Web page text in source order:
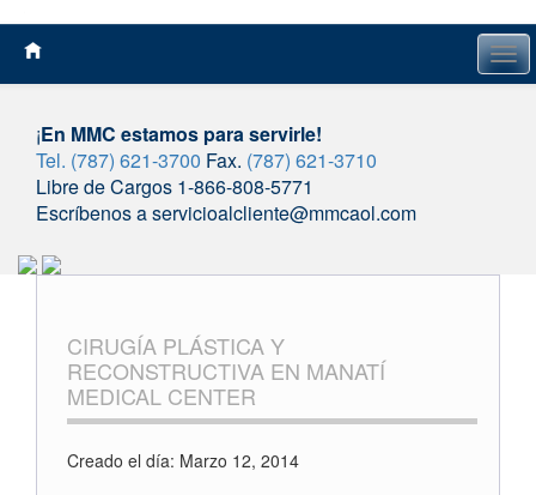
¡En MMC estamos para servirle!
Tel. (787) 621-3700 Fax. (787) 621-3710
Libre de Cargos 1-866-808-5771
Escríbenos a servicioalcliente@mmcaol.com
contentCIRUGÍA PLÁSTICA Y
RECONSTRUCTIVA EN MANATÍ
MEDICAL CENTER
Creado el día: Marzo 12, 2014